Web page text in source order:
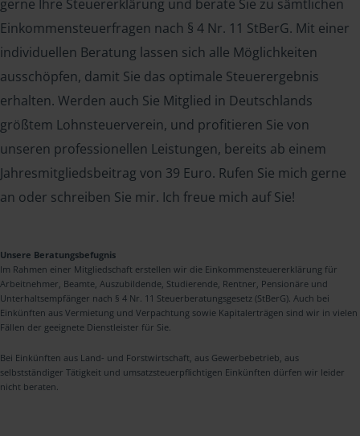
gerne Ihre Steuererklärung und berate Sie zu sämtlichen
Einkommensteuerfragen nach § 4 Nr. 11 StBerG. Mit einer
individuellen Beratung lassen sich alle Möglichkeiten
ausschöpfen, damit Sie das optimale Steuerergebnis
erhalten. Werden auch Sie Mitglied in Deutschlands
größtem Lohnsteuerverein, und profitieren Sie von
unseren professionellen Leistungen, bereits ab einem
Jahresmitgliedsbeitrag von 39 Euro. Rufen Sie mich gerne
an oder schreiben Sie mir. Ich freue mich auf Sie!
Unsere Beratungsbefugnis
Im Rahmen einer Mitgliedschaft erstellen wir die Einkommensteuererklärung für
Arbeitnehmer, Beamte, Auszubildende, Studierende, Rentner, Pensionäre und
Unterhaltsempfänger nach § 4 Nr. 11 Steuerberatungsgesetz (StBerG). Auch bei
Einkünften aus Vermietung und Verpachtung sowie Kapitalerträgen sind wir in vielen
Fällen der geeignete Dienstleister für Sie.
Bei Einkünften aus Land- und Forstwirtschaft, aus Gewerbebetrieb, aus
selbstständiger Tätigkeit und umsatzsteuerpflichtigen Einkünften dürfen wir leider
nicht beraten.